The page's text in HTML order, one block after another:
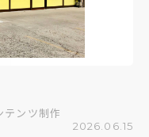
テンツ制作
2026.06.15